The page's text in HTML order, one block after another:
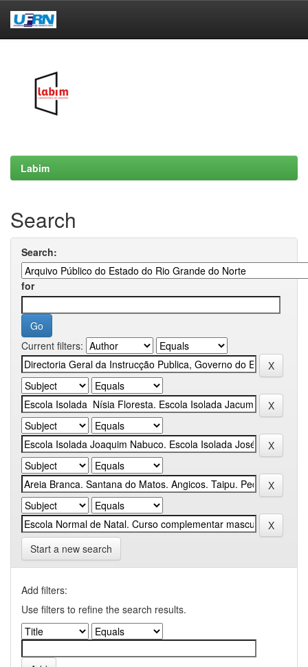
Labim
Search
Search:
for
Current filters:
Start a new search
Add filters:
Use filters to refine the search results.